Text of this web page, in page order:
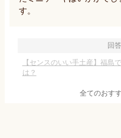
す。
回
【センスのいい手土産】福島
は？
全てのおす